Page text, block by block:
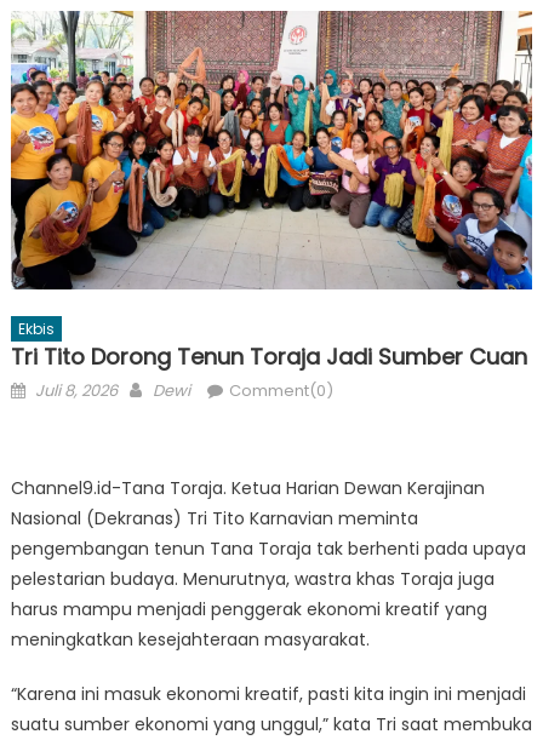
Ekbis
Tri Tito Dorong Tenun Toraja Jadi Sumber Cuan
Posted
Juli 8, 2026 Author
Dewi Comment(0)
Channel9.id-Tana Toraja. Ketua Harian Dewan Kerajinan
Nasional (Dekranas) Tri Tito Karnavian meminta
pengembangan tenun Tana Toraja tak berhenti pada upaya
pelestarian budaya. Menurutnya, wastra khas Toraja juga
harus mampu menjadi penggerak ekonomi kreatif yang
meningkatkan kesejahteraan masyarakat.
“Karena ini masuk ekonomi kreatif, pasti kita ingin ini menjadi
suatu sumber ekonomi yang unggul,” kata Tri saat membuka